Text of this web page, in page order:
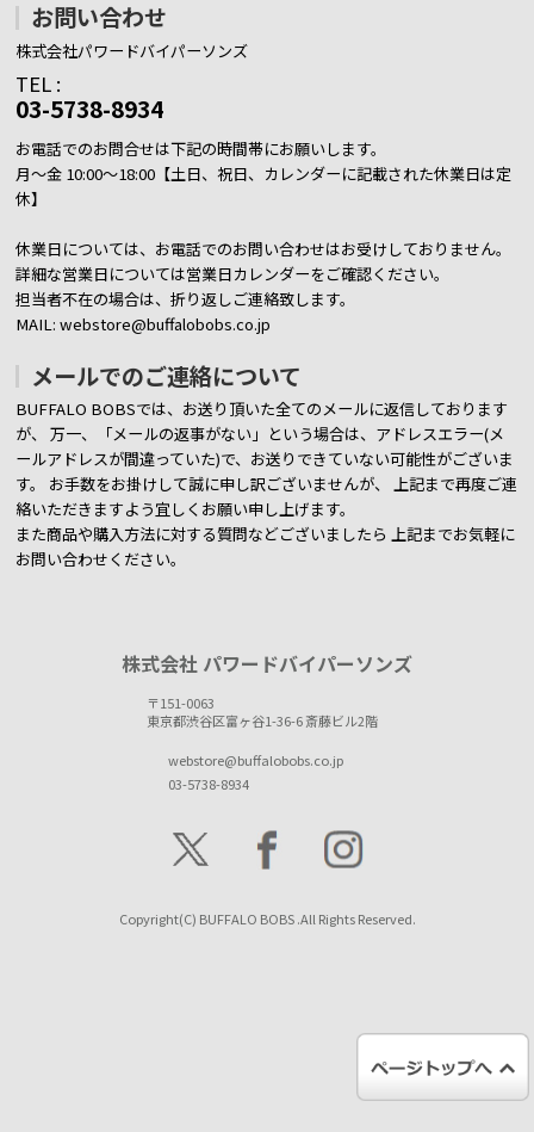
お問い合わせ
株式会社パワードバイパーソンズ
TEL :
03-5738-8934
お電話でのお問合せは下記の時間帯にお願いします。
月～金 10:00～18:00【土日、祝日、カレンダーに記載された休業日は定
休】
休業日については、お電話でのお問い合わせはお受けしておりません。
詳細な営業日については営業日カレンダーをご確認ください。
担当者不在の場合は、折り返しご連絡致します。
MAIL: webstore@buffalobobs.co.jp
メールでのご連絡について
BUFFALO BOBSでは、お送り頂いた全てのメールに返信しております
が、 万一、「メールの返事がない」という場合は、アドレスエラー(メ
ールアドレスが間違っていた)で、お送りできていない可能性がございま
す。 お手数をお掛けして誠に申し訳ございませんが、 上記まで再度ご連
絡いただきますよう宜しくお願い申し上げます。
また商品や購入方法に対する質問などございましたら上記までお気軽に
お問い合わせください。
株式会社 パワードバイパーソンズ
〒151-0063
東京都渋谷区富ヶ谷1-36-6 斎藤ビル2階
webstore@buffalobobs.co.jp
03-5738-8934
Copyright(C) BUFFALO BOBS .All Rights Reserved.